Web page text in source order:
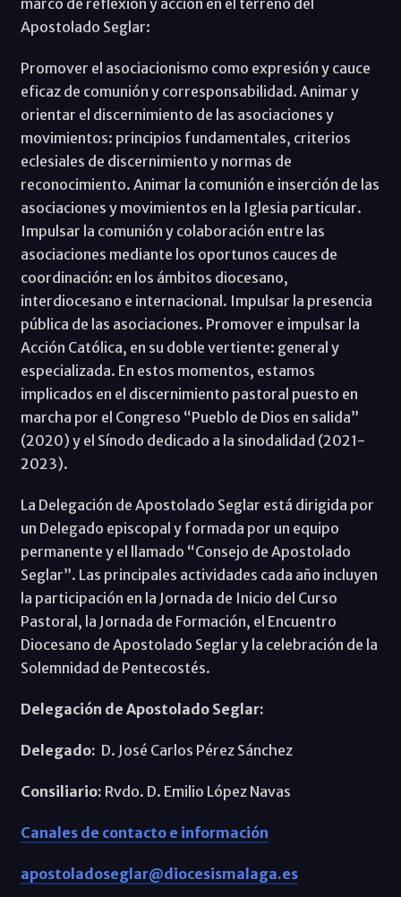
marco de reflexión y acción en el terreno del
Apostolado Seglar:
Promover el asociacionismo como expresión y cauce
eficaz de comunión y corresponsabilidad. Animar y
orientar el discernimiento de las asociaciones y
movimientos: principios fundamentales, criterios
eclesiales de discernimiento y normas de
reconocimiento. Animar la comunión e inserción de las
asociaciones y movimientos en la Iglesia particular.
Impulsar la comunión y colaboración entre las
asociaciones mediante los oportunos cauces de
coordinación: en los ámbitos diocesano,
interdiocesano e internacional. Impulsar la presencia
pública de las asociaciones. Promover e impulsar la
Acción Católica, en su doble vertiente: general y
especializada. En estos momentos, estamos
implicados en el discernimiento pastoral puesto en
marcha por el Congreso “Pueblo de Dios en salida”
(2020) y el Sínodo dedicado a la sinodalidad (2021-
2023).
La Delegación de Apostolado Seglar está dirigida por
un Delegado episcopal y formada por un equipo
permanente y el llamado “Consejo de Apostolado
Seglar”. Las principales actividades cada año incluyen
la participación en la Jornada de Inicio del Curso
Pastoral, la Jornada de Formación, el Encuentro
Diocesano de Apostolado Seglar y la celebración de la
Solemnidad de Pentecostés.
Delegación de Apostolado Seglar:
Delegado: D. José Carlos Pérez Sánchez
Consiliario: Rvdo. D. Emilio López Navas
Canales de contacto e información
apostoladoseglar@diocesismalaga.es